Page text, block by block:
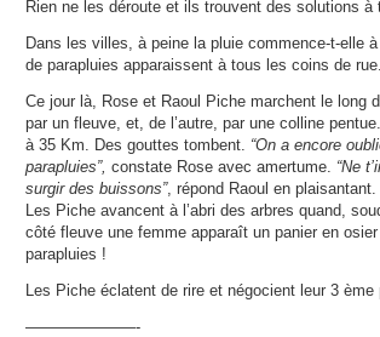
Rien ne les déroute et ils trouvent des solutions à
Dans les villes, à peine la pluie commence-t-elle
de parapluies apparaissent à tous les coins de
Ce jour là, Rose et Raoul Piche marchent le long
par un fleuve, et, de l’autre, par une colline
à 35 Km. Des gouttes tombent. “On a encore
parapluies”, constate Rose avec amertume. “Ne
surgir des buissons”, répond Raoul en
Les Piche avancent à l’abri des arbres quand,
côté fleuve une femme apparaît un panier en
parapluies !
Les Piche éclatent de rire et négocient leur 3 ème
———————-